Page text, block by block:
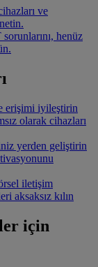
ve
henüz
erişimi iyileştirin
olarak cihazları
yerden geliştirin
iletişim
aksaksız kılın
için